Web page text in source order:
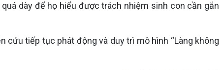
dày để họ hiểu được trách nhiệm sinh con cần gắn
cứu tiếp tục phát động và duy trì mô hình “Làng không